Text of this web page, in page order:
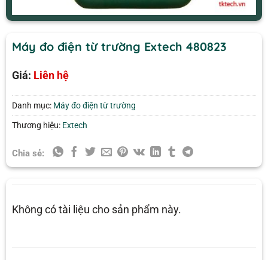
Máy đo điện từ trường Extech 480823
Giá: Liên hệ
Danh mục: Máy đo điện từ trường
Thương hiệu: Extech
Chia sẻ:
Không có tài liệu cho sản phẩm này.